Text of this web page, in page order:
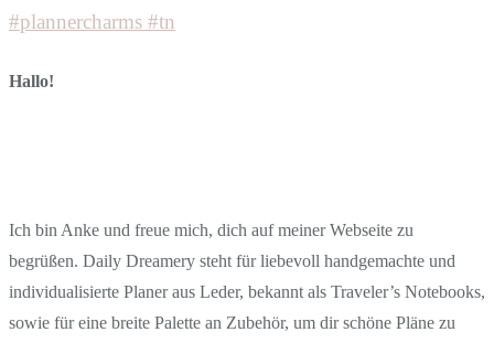
Hallo!
Ich bin Anke und freue mich, dich auf meiner Webseite zu
begrüßen. Daily Dreamery steht für liebevoll handgemachte und
individualisierte Planer aus Leder, bekannt als Traveler’s Notebooks,
sowie für eine breite Palette an Zubehör, um dir schöne Pläne zu